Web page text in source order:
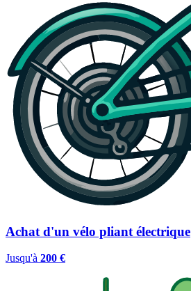
Achat d'un vélo pliant électrique
Jusqu'à 200 €